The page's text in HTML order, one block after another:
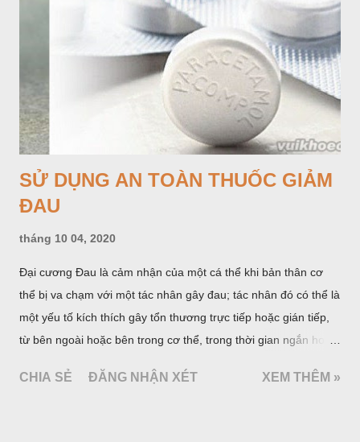
SỬ DỤNG AN TOÀN THUỐC GIẢM
ĐAU
tháng 10 04, 2020
Đại cương Đau là cảm nhận của một cá thể khi bản thân cơ
thể bị va chạm với một tác nhân gây đau; tác nhân đó có thể là
một yếu tố kích thích gây tổn thương trực tiếp hoặc gián tiếp,
từ bên ngoài hoặc bên trong cơ thể, trong thời gian ngắn hoặc
tật nhưng cũng còn là triệu chứng tồn lưu trong và sau quá
CHIA SẺ ĐĂNG NHẬN XÉT XEM THÊM »